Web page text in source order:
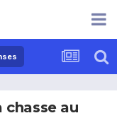
chasse au